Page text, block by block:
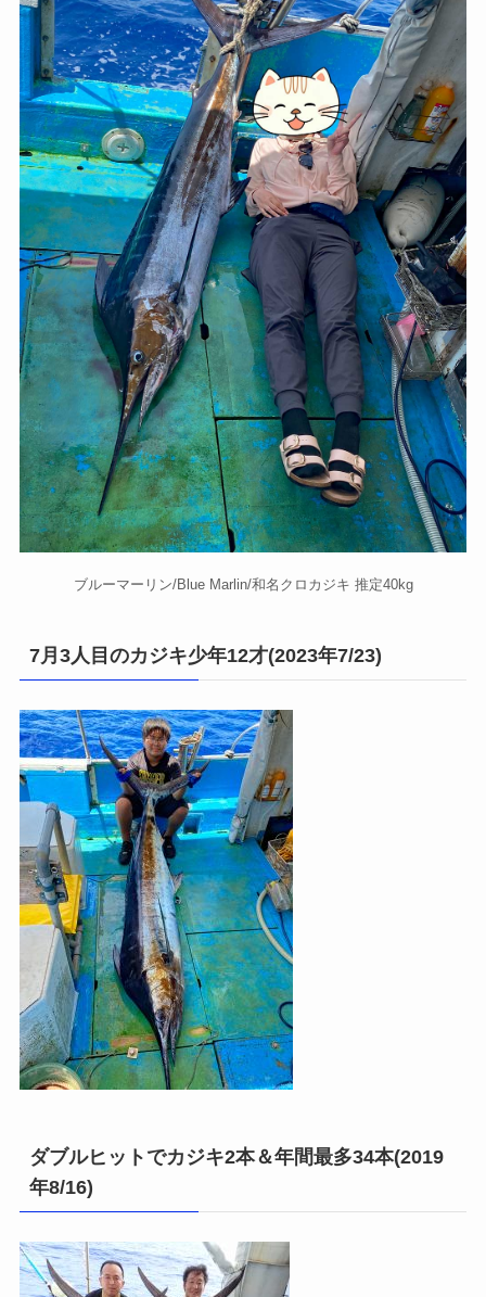
ブルーマーリン/Blue Marlin/和名クロカジキ 推定40kg
7月3人目のカジキ少年12才(2023年7/23)
ダブルヒットでカジキ2本＆年間最多34本(2019
年8/16)